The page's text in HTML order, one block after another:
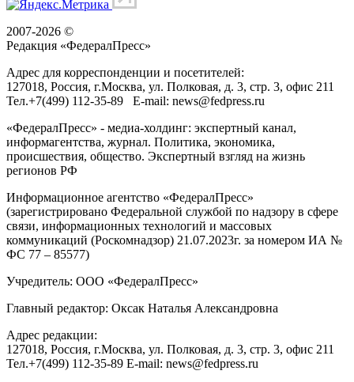
2007-2026 ©
Редакция «ФедералПресс»
Адрес для корреспонденции и посетителей:
127018, Россия, г.Москва, ул. Полковая, д. 3, стр. 3, офис 211
Тел.+7(499) 112-35-89 E-mail: news@fedpress.ru
«ФедералПресс» - медиа-холдинг: экспертный канал,
информагентства, журнал. Политика, экономика,
происшествия, общество. Экспертный взгляд на жизнь
регионов РФ
Информационное агентство «ФедералПресс»
(зарегистрировано Федеральной службой по надзору в сфере
связи, информационных технологий и массовых
коммуникаций (Роскомнадзор) 21.07.2023г. за номером ИА №
ФС 77 – 85577)
Учредитель: ООО «ФедералПресс»
Главный редактор: Оксак Наталья Александровна
Адрес редакции:
127018, Россия, г.Москва, ул. Полковая, д. 3, стр. 3, офис 211
Тел.+7(499) 112-35-89 E-mail: news@fedpress.ru